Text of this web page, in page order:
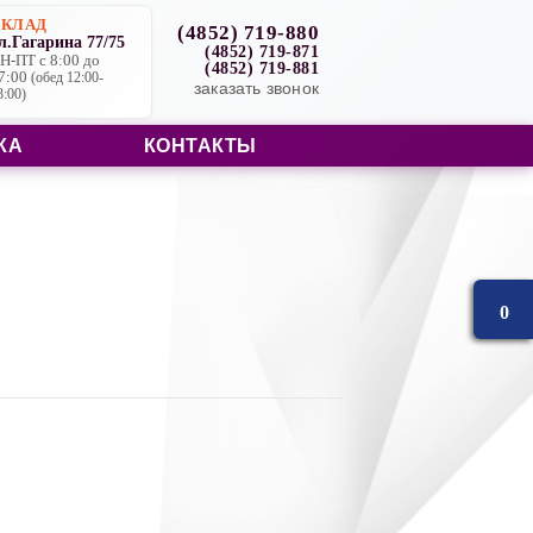
77/75
ПТ с 8:00 до
(обед 12:00-
(4852) 719-880
(4852) 719-871
(4852) 719-881
заказать звонок
КОНТАКТЫ
0